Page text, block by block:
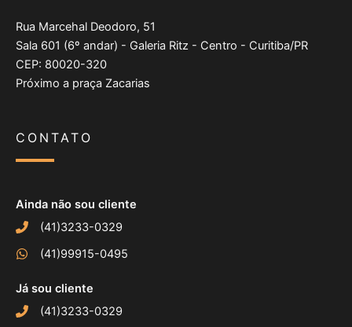
Rua Marcehal Deodoro, 51
Sala 601 (6º andar) - Galeria Ritz - Centro - Curitiba/PR
CEP: 80020-320
Próximo a praça Zacarias
CONTATO
Ainda não sou cliente
(41)3233-0329
(41)99915-0495
Já sou cliente
(41)3233-0329